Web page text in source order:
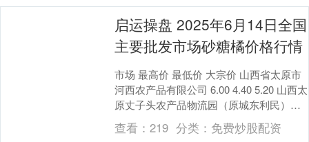
启运操盘 2025年6月14日全国
主要批发市场砂糖橘价格行情
市场 最高价 最低价 大宗价 山西省太原市
河西农产品有限公司 6.00 4.40 5.20 山西太
原丈子头农产品物流园（原城东利民）
11.60 10.20 1....
查看：219 分类： 免费炒股配资